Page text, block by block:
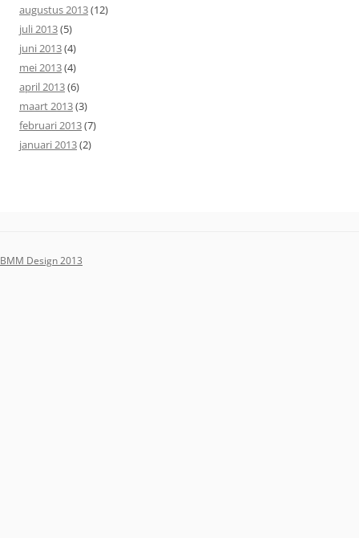
augustus 2013(12)
juli 2013(5)
juni 2013(4)
mei 2013(4)
april 2013(6)
maart 2013(3)
februari 2013(7)
januari 2013(2)
BMM Design 2013